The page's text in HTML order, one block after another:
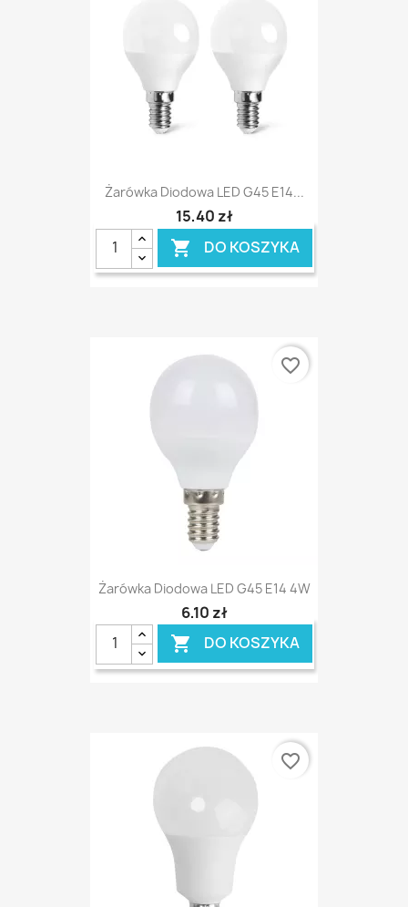
Żarówka Diodowa LED G45 E14...
15,40 zł
 DO KOSZYKA
Żarówka Diodowa LED G45 E14 4W
6,10 zł
 DO KOSZYKA
favorite_border
favorite_border